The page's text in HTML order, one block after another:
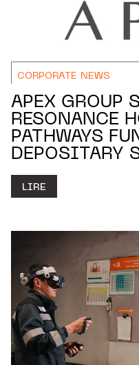
CORPORATE NEWS
APEX GROUP
RESONANCE
PATHWAYS
DEPOSITARY
LIRE